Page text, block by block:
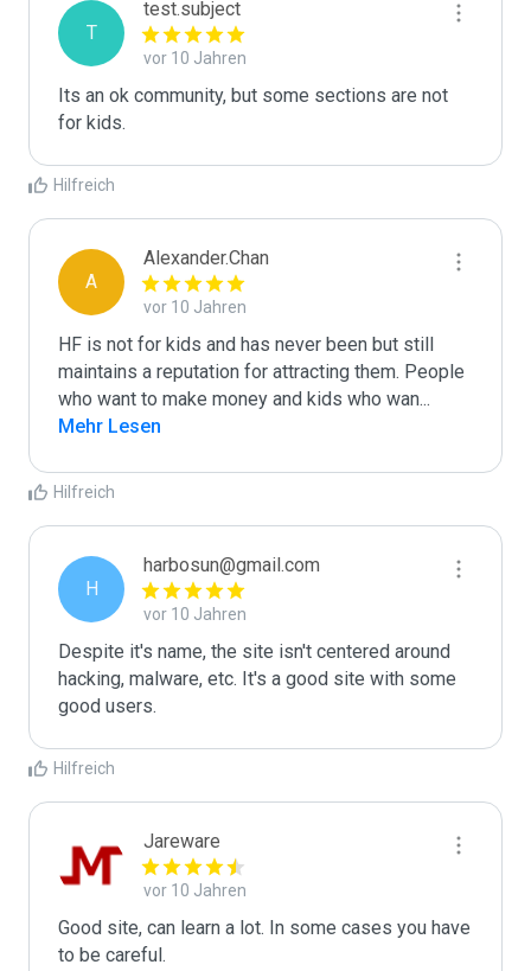
T
test.subject
vor 10 Jahren
Its an ok community, but some sections are not
for kids.
Hilfreich
A
Alexander.Chan
vor 10 Jahren
HF is not for kids and has never been but still
maintains a reputation for attracting them. People
who want to make money and kids who wan...
Mehr Lesen
Hilfreich
H
harbosun@gmail.com
vor 10 Jahren
Despite it's name, the site isn't centered around
hacking, malware, etc. It's a good site with some
good users.
Hilfreich
Jareware
vor 10 Jahren
Good site, can learn a lot. In some cases you have
to be careful.